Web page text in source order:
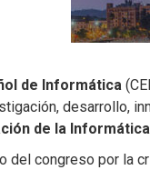
de Informática
desarrollo,
de la Informática
del congreso por la